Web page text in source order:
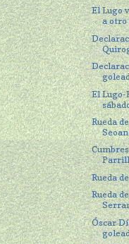
El Lugo
a
El Lugo-
Rueda
Rueda
Rueda
Óscar